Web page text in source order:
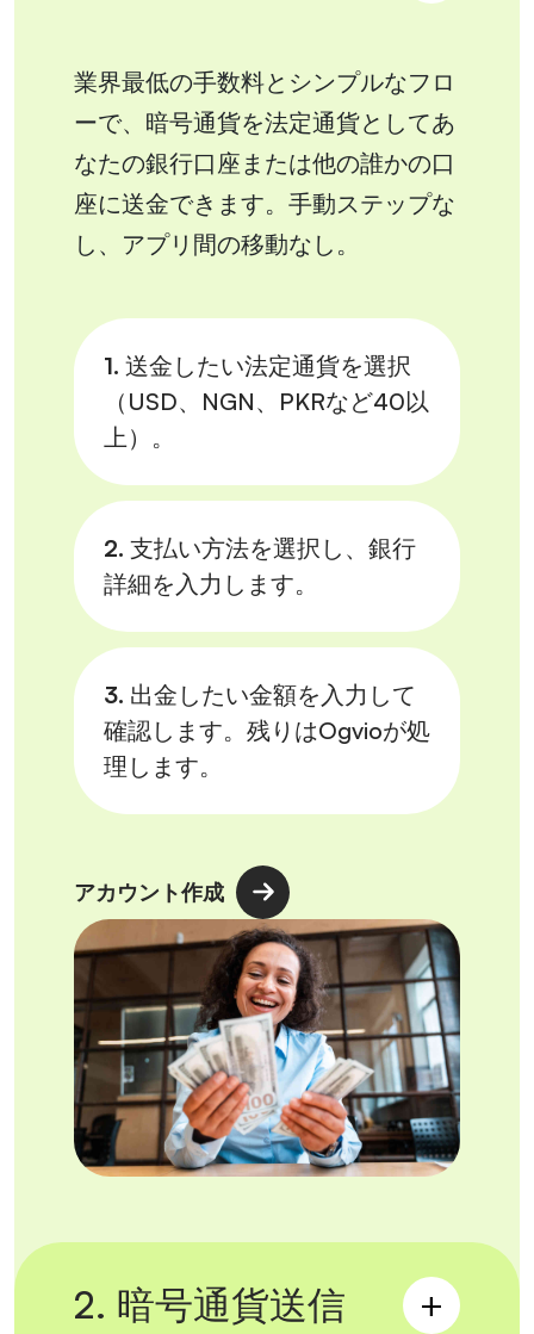
業界最低の手数料とシンプルなフロ
ーで、暗号通貨を法定通貨としてあ
なたの銀行口座または他の誰かの口
座に送金できます。手動ステップな
し、アプリ間の移動なし。
1. 送金したい法定通貨を選択
（USD、NGN、PKRなど40以
上）。
2. 支払い方法を選択し、銀行
詳細を入力します。
3. 出金したい金額を入力して
確認します。残りはOgvioが処
理します。
アカウント作成
2. 暗号通貨送信